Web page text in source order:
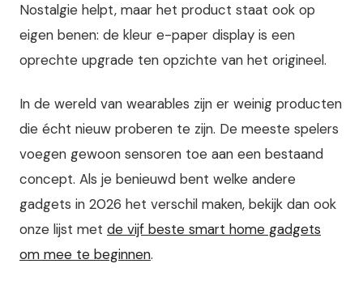
Nostalgie helpt, maar het product staat ook op
eigen benen: de kleur e-paper display is een
oprechte upgrade ten opzichte van het origineel.
In de wereld van wearables zijn er weinig producten
die écht nieuw proberen te zijn. De meeste spelers
voegen gewoon sensoren toe aan een bestaand
concept. Als je benieuwd bent welke andere
gadgets in 2026 het verschil maken, bekijk dan ook
onze lijst met de vijf beste smart home gadgets
om mee te beginnen.